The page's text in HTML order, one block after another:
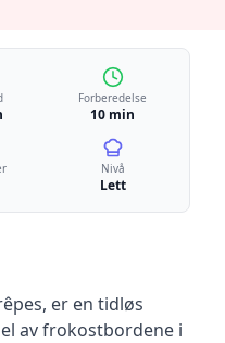
Forberedelse
10 min
Nivå
Lett
er en tidløs
av frokostbordene i